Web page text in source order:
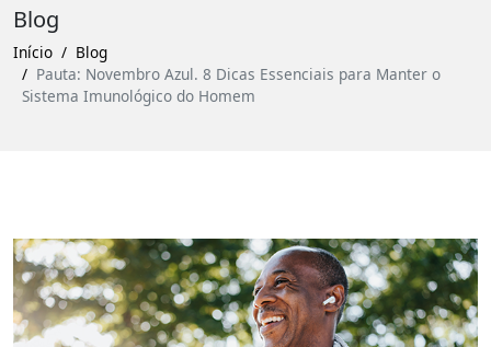
Blog
Início
Blog
Pauta: Novembro Azul. 8 Dicas Essenciais para Manter o
Sistema Imunológico do Homem